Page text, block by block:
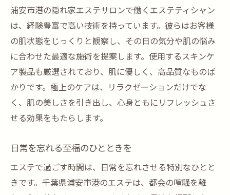
エステで叶える肌悩みの解消
浦安市港のエステが誇る高品質施術
心地よい空間でのリラクゼーション
エステが提供する究極の癒し
浦安市港のエステで新たな自分に出会う旅
エステで見つける新しい自分
浦安市港のエステがもたらす自己再発見
新たな自分を発見するエステの特長
心と肌が生まれ変わる瞬間
浦安市港の隠れ家エステサロンで働くエステティシャン
は、経験豊富で高い技術を持っています。彼らはお客様
の肌状態をじっくりと観察し、その日の気分や肌の悩み
に合わせた最適な施術を提案します。使用するスキンケ
ア製品も厳選されており、肌に優しく、高品質なものば
かりです。極上のケアは、リラクゼーションだけでな
く、肌の美しさを引き出し、心身ともにリフレッシュさ
せる効果をもたらします。
日常を忘れる至福のひとときを
エステで過ごす時間は、日常を忘れさせる特別なひとと
きです。千葉県浦安市港のエステは、都会の喧騒を離